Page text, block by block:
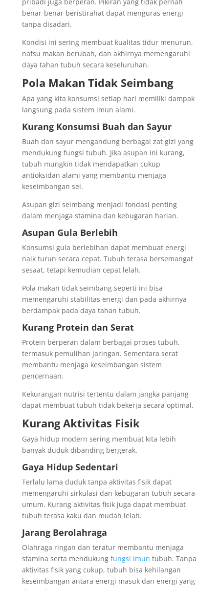
benar-benar beristirahat dapat menguras energi
tanpa disadari.
Kondisi ini sering membuat kualitas tidur menurun,
nafsu makan berubah, dan akhirnya memengaruhi
daya tahan tubuh secara keseluruhan.
Pola Makan Tidak Seimbang
Apa yang kita konsumsi setiap hari memiliki dampak
langsung pada sistem imun alami.
Kurang Konsumsi Buah dan Sayur
Buah dan sayur mengandung berbagai zat gizi yang
mendukung fungsi tubuh. Jika asupan ini kurang,
tubuh mungkin tidak mendapatkan cukup
antioksidan alami yang membantu menjaga
keseimbangan sel.
Asupan gizi seimbang menjadi fondasi penting
dalam menjaga stamina dan kebugaran harian.
Asupan Gula Berlebih
Konsumsi gula berlebihan dapat membuat energi
naik turun secara cepat. Tubuh terasa bersemangat
sesaat, tetapi kemudian cepat lelah.
Pola makan tidak seimbang seperti ini bisa
memengaruhi stabilitas energi dan pada akhirnya
berdampak pada daya tahan tubuh.
Kurang Protein dan Serat
Protein berperan dalam berbagai proses tubuh,
termasuk pemulihan jaringan. Sementara serat
membantu menjaga keseimbangan sistem
pencernaan.
Kekurangan nutrisi tertentu dalam jangka panjang
dapat membuat tubuh tidak bekerja secara optimal.
Kurang Aktivitas Fisik
Gaya hidup modern sering membuat kita lebih
banyak duduk dibanding bergerak.
Gaya Hidup Sedentari
Terlalu lama duduk tanpa aktivitas fisik dapat
memengaruhi sirkulasi dan kebugaran tubuh secara
umum. Kurang aktivitas fisik juga dapat membuat
tubuh terasa kaku dan mudah lelah.
Jarang Berolahraga
Olahraga ringan dan teratur membantu menjaga
stamina serta mendukung fungsi imun tubuh. Tanpa
aktivitas fisik yang cukup, tubuh bisa kehilangan
keseimbangan antara energi masuk dan energi yang